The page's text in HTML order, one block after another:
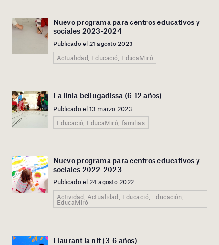
Nuevo programa para centros educativos y
sociales 2023-2024
Publicado el 21 agosto 2023
Actualidad, Educació, EducaMiró
La línia bellugadissa (6-12 años)
Publicado el 13 marzo 2023
Educació, EducaMiró, familias
Nuevo programa para centros educativos y
sociales 2022-2023
Publicado el 24 agosto 2022
Actividad, Actualidad, Educació, Educación,
EducaMiró
Llaurant la nit (3-6 años)